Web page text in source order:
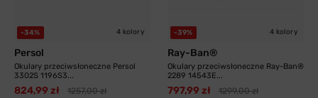
-34% 4 kolory
Persol
Okulary przeciwsłoneczne Persol
3302S 1196S3...
824,99 zł 1257,00 zł
-39% 4 kolory
Ray-Ban®
Okulary przeciwsłoneczne Ray-Ban®
2289 14543E...
797,99 zł 1299,00 zł